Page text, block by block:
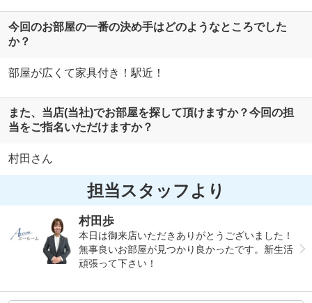
今回のお部屋の一番の決め手はどのようなところでした
か？
部屋が広くて家具付き！駅近！
また、当店(当社)でお部屋を探して頂けますか？今回の担
当をご指名いただけますか？
村田さん
担当スタッフより
村田歩
本日は御来店いただきありがとうございました！
無事良いお部屋が見つかり良かったです。新生活
頑張って下さい！